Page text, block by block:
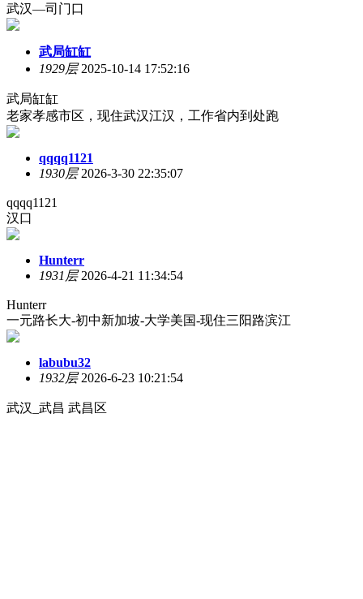
武汉—司门口
武局缸缸
1929层2025-10-14 17:52:16
武局缸缸
老家孝感市区，现住武汉江汉，工作省内到处跑
qqqq1121
1930层2026-3-30 22:35:07
qqqq1121
汉口
Hunterr
1931层2026-4-21 11:34:54
Hunterr
一元路长大-初中新加坡-大学美国-现住三阳路滨江
labubu32
1932层2026-6-23 10:21:54
武汉_武昌 武昌区